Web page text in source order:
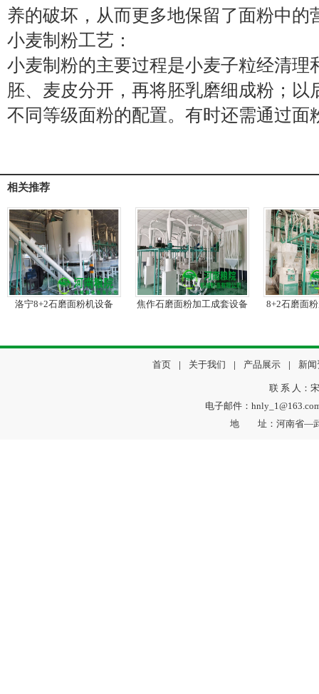
养的破坏，从而更多地保留了面粉中的
小麦制粉工艺：
小麦制粉的主要过程是小麦子粒经清理
胚、麦皮分开，再将胚乳磨细成粉；
不同等级面粉的配置。有时还需通过面
相关推荐
洛宁8+2石磨面粉机设备 焦作石磨面粉加工成套设备 8+2石磨面
首页 | 关于我们 | 产品展示 | 新
联 系 人：
电子邮件：
地 址：河南省—武